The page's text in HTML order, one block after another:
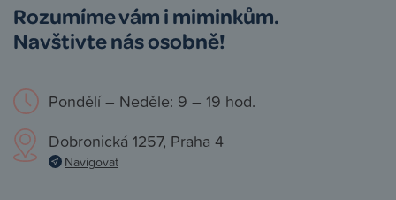
Rozumíme vám i miminkům.
Navštivte nás osobně!
Pondělí – Neděle: 9 – 19 hod.
Dobronická 1257, Praha 4
Navigovat